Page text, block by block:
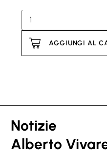
AGGIUNGI AL
Notizie
Alberto